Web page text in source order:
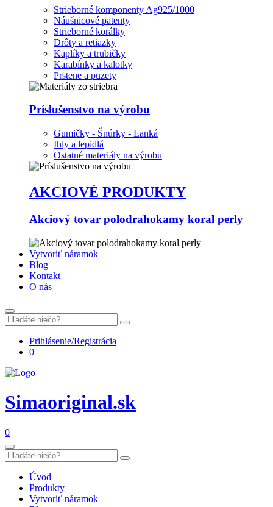
Strieborné komponenty Ag925/1000
Náušnicové patenty
Strieborné korálky
Drôty a retiazky
Kaplíky a trubičky
Karabínky a kalotky
Prstene a puzety
Príslušenstvo na výrobu
Gumičky - Šnúrky - Lanká
Ihly a lepidlá
Ostatné materiály na výrobu
AKCIOVÉ PRODUKTY
Akciový tovar polodrahokamy koral perly
Vytvoriť náramok
Blog
Kontakt
O nás
Prihlásenie/Registrácia
0
Simaoriginal.sk
0
Úvod
Produkty
Vytvoriť náramok